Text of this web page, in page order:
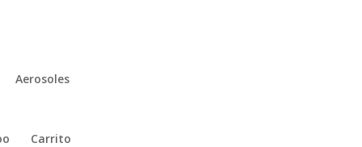
Aerosoles
Carrito